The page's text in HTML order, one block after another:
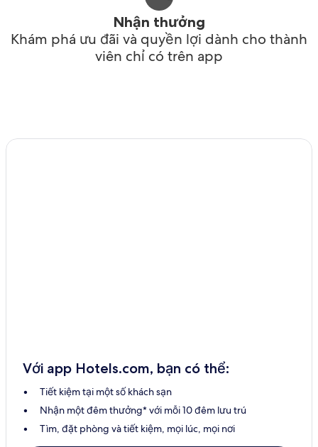
Nhận thưởng
Khám phá ưu đãi và quyền lợi dành cho thành
viên chỉ có trên app
Với app Hotels.com, bạn có thể:
Tiết kiệm tại một số khách sạn
Nhận một đêm thưởng* với mỗi 10 đêm lưu trú
Tìm, đặt phòng và tiết kiệm, mọi lúc, mọi nơi